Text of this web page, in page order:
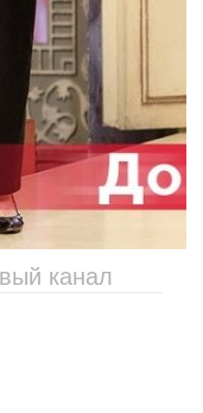
канал